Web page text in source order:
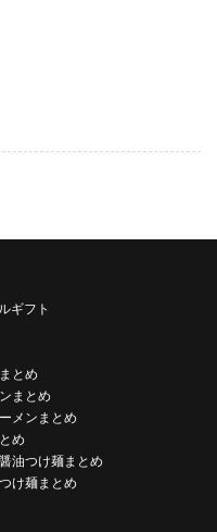
ギフト
とめ
まとめ
メンまとめ
め
油つけ麺まとめ
け麺まとめ